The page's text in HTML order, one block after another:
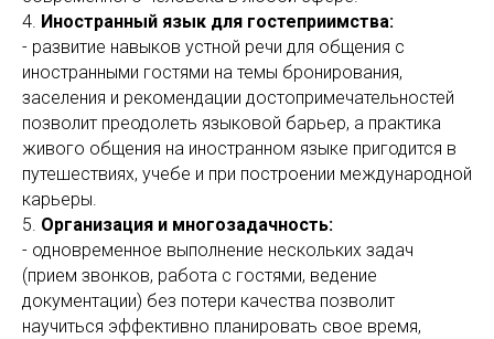
4. Иностранный язык для гостеприимства:
- развитие навыков устной речи для общения с
иностранными гостями на темы бронирования,
заселения и рекомендации достопримечательностей
позволит преодолеть языковой барьер, а практика
живого общения на иностранном языке пригодится в
путешествиях, учебе и при построении международной
карьеры.
5. Организация и многозадачность:
- одновременное выполнение нескольких задач
(прием звонков, работа с гостями, ведение
документации) без потери качества позволит
научиться эффективно планировать свое время,